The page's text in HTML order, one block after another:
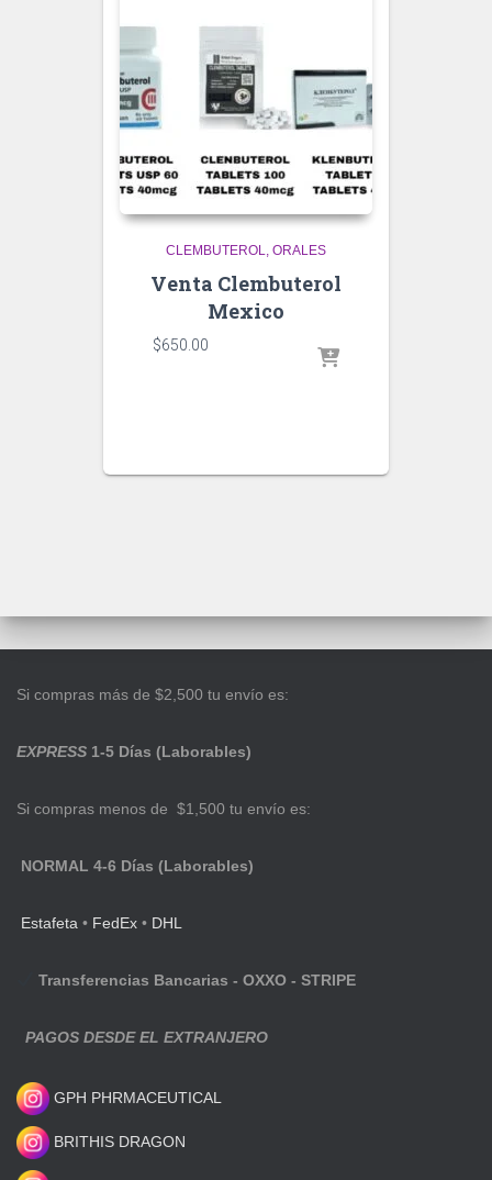
CLEMBUTEROL ORALES
Venta Clembuterol
Mexico
$650.00
Si compras más de $2,500 tu envío es:
EXPRESS 1-5 Días (Laborables)
Si compras menos de $1,500 tu envío es:
NORMAL 4-6 Días (Laborables)
Estafeta • FedEx • DHL
Transferencias Bancarias - OXXO - STRIPE
PAGOS DESDE EL EXTRANJERO
GPH PHRMACEUTICAL
BRITHIS DRAGON